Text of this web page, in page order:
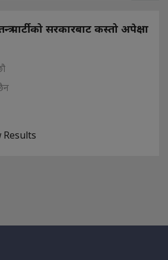
पार्टीको सरकारबाट कस्तो अपेक्षा
Results